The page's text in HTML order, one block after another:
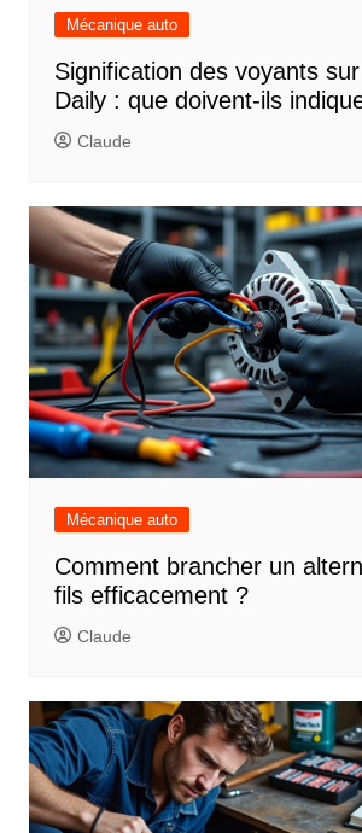
Mécanique auto
Signification des voyants sur
Daily : que doivent-ils
Claude
Mécanique auto
Comment brancher un
fils efficacement ?
Claude